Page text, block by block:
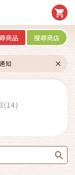
商品 搜尋商店
知